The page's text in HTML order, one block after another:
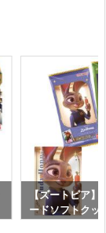
【ズートピア
ードソフトクッ